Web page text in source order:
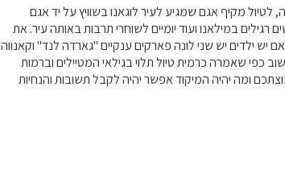
מקיף אגם שמגיע לעיר לוגאנו בשוויץ על יד אגם
רגילים במילאנו ועוד יומיים לשוחרי תרבות באותה עיר. את
יש ילדים יש שני לונה פארקים ענקיים "גארדה לנד" וקאנווה
כפי שאמרה כרמית טיול תלוי בגילאי המטיילים וברמות
ומה יהיה המיקוד אפשר יהיה לקבל תשובות והנחיות